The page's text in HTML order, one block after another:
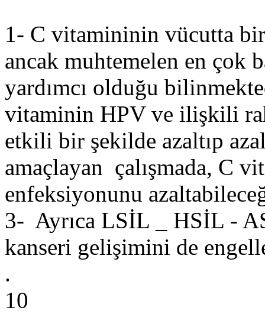
1- C vitamininin vücutta
ancak muhtemelen en çok
yardımcı olduğu
vitaminin HPV ve ilişkili
etkili bir şekilde azaltıp
amaçlayan çalışmada, C
enfeksiyonunu
3- Ayrıca LSİL _ HSİL -
kanseri gelişimini de
.
10